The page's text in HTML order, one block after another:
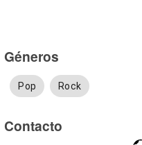
Géneros
Pop Rock
Contacto